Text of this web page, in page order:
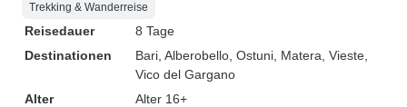
Trekking & Wanderreise
Reisedauer
8 Tage
Destinationen
Bari , Alberobello , Ostuni , Matera , Vieste
Vico del Gargano
Alter
Alter 16+